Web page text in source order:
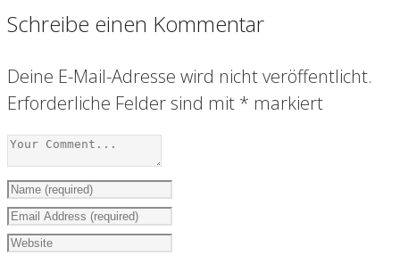
Schreibe einen Kommentar
Deine E-Mail-Adresse wird nicht veröffentlicht.
Erforderliche Felder sind mit * markiert